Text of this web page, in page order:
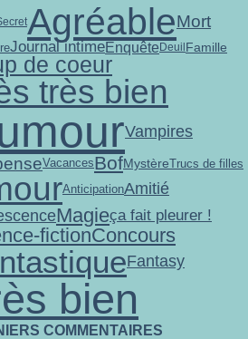
AgréableMort
Journal intimeEnquête Deuil Famille
de coeur
très bien
Vampires
VacancesBofMystèreTrucs de filles
AnticipationAmitié
Magieça fait pleurer !
fictionConcours
Fantasy
bien
COMMENTAIRES